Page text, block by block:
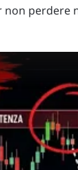
perdere